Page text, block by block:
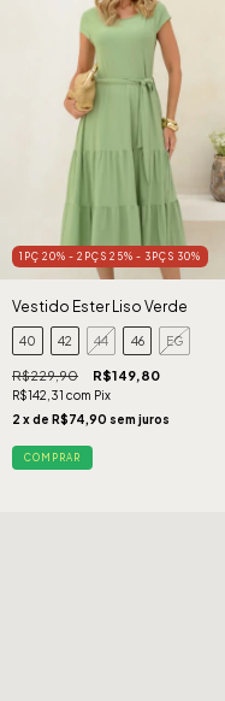
1PÇ 20% - 2PÇS 25% - 3PÇS 30%
Vestido Ester Liso Verde
40 42 44 46 EG
R$229,90 R$149,80
R$142,31 com Pix
2 x de R$74,90 sem juros
COMPRAR